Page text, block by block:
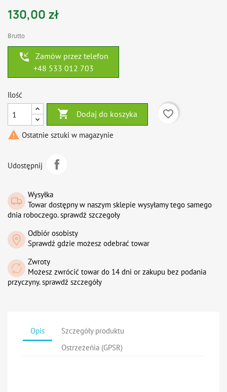
130,00 zł
Brutto
phone_callback
Zamów przez telefon
+48 533 012 703
Ilość
 Dodaj do koszyka
favorite_border
 Ostatnie sztuki w magazynie
Udostępnij
Wysyłka
Towar dostępny w naszym sklepie wysyłamy tego samego
dnia roboczego. sprawdź szczegoły
Odbiór osobisty
Sprawdź gdzie możesz odebrać towar
Zwroty
Możesz zwrócić towar do 14 dni or zakupu bez podania
przyczyny. sprawdź szczegóły
Opis
Szczegóły produktu
Ostrzeżeńia (GPSR)